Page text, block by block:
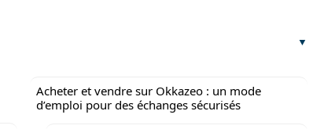
Acheter et vendre sur Okkazeo : un mode
d’emploi pour des échanges sécurisés